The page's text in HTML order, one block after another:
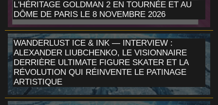
L'HÉRITAGE GOLDMAN 2 EN TOURNÉE ET AU
DÔME DE PARIS LE 8 NOVEMBRE 2026
WANDERLUST ICE & INK — INTERVIEW :
ALEXANDER LIUBCHENKO, LE VISIONNAIRE
DERRIÈRE ULTIMATE FIGURE SKATER ET LA
RÉVOLUTION QUI RÉINVENTE LE PATINAGE
ARTISTIQUE